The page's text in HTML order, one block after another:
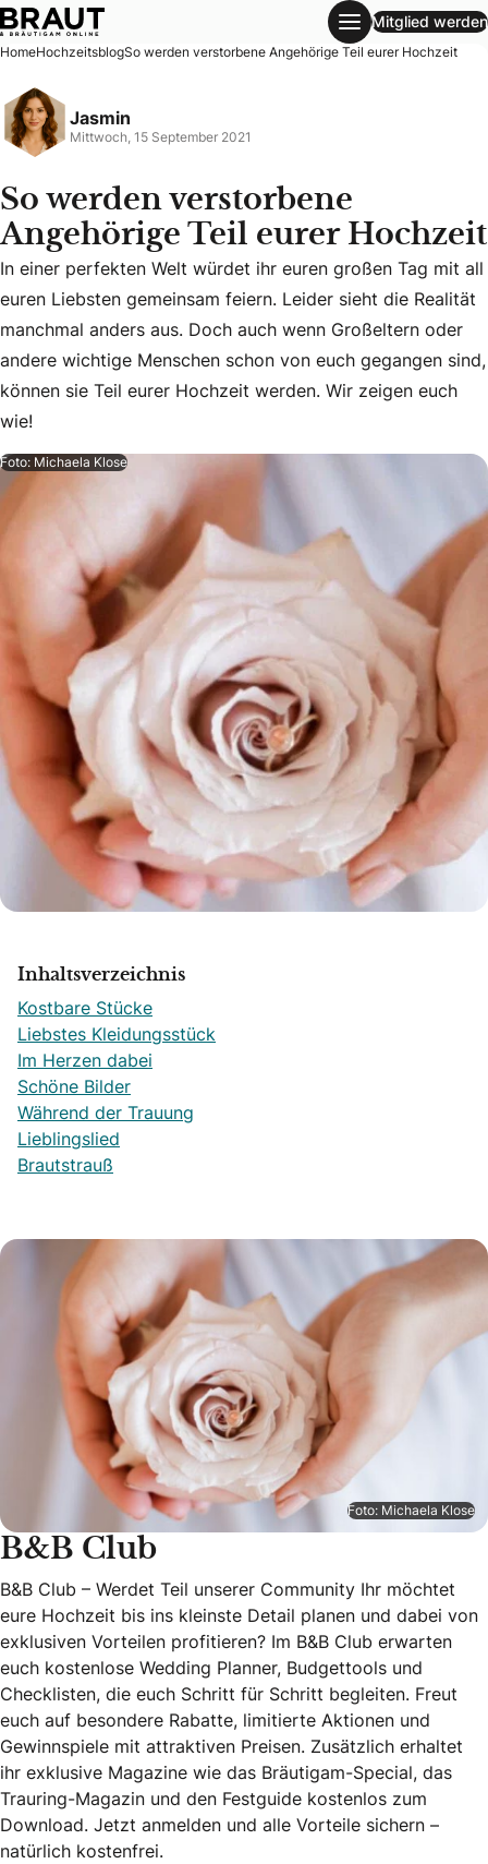
So werden verstorbene Angehörige Teil eurer Hochzeit
Mitglied werden
HomeHochzeitsblogSo werden verstorbene Angehörige Teil eurer Hochzeit
Jasmin
Mittwoch, 15 September 2021
So werden verstorbene
Angehörige Teil eurer Hochzeit
In einer perfekten Welt würdet ihr euren großen Tag mit
In einer perfekten Welt würdet ihr euren großen Tag mit all
euren Liebsten gemeinsam feiern. Leider sieht die Realität
manchmal anders aus. Doch auch wenn Großeltern oder
andere wichtige Menschen schon von euch gegangen sind,
können sie Teil eurer Hochzeit werden. Wir zeigen euch
wie!
Foto: Michaela Klose
Inhaltsverzeichnis
Kostbare Stücke
Liebstes Kleidungsstück
Im Herzen dabei
Schöne Bilder
Während der Trauung
Lieblingslied
Brautstrauß
Foto: Michaela Klose
B&B Club
B&B Club – Werdet Teil unserer Community Ihr möchtet
eure Hochzeit bis ins kleinste Detail planen und dabei von
exklusiven Vorteilen profitieren? Im B&B Club erwarten
euch kostenlose Wedding Planner, Budgettools und
Checklisten, die euch Schritt für Schritt begleiten. Freut
euch auf besondere Rabatte, limitierte Aktionen und
Gewinnspiele mit attraktiven Preisen. Zusätzlich erhaltet
ihr exklusive Magazine wie das Bräutigam-Special, das
Trauring-Magazin und den Festguide kostenlos zum
Download. Jetzt anmelden und alle Vorteile sichern –
natürlich kostenfrei.